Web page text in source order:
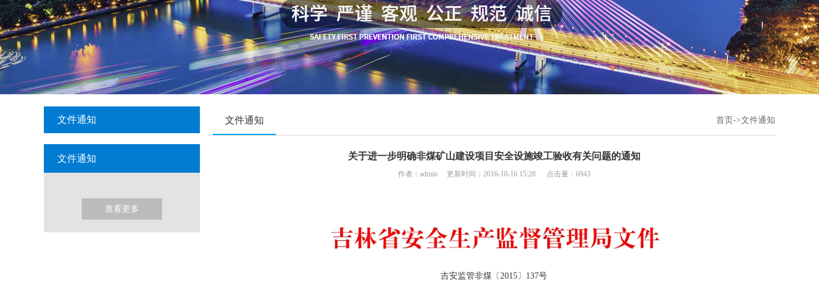
文件通知
文件通知
查看更多
文件通知 首页 ->文件通知
关于进一步明确非煤矿山建设项目安全设施竣工验收有关问题的通知
作者：admin 更新时间：2016-10-16 15:28 点击量：6943
吉安监管非煤〔2015〕137号